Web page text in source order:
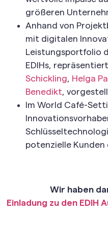
größeren
Anhand von
mit digitalen
Leistungsportfolio
EDIHs,
Schickling, Helga
Benedikt,
Im World Café-
potenzielle
Wir haben
Einladung zu den EDIH